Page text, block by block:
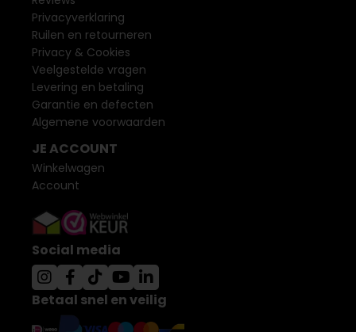
Privacyverklaring
Ruilen en retourneren
Privacy & Cookies
Veelgestelde vragen
Levering en betaling
Garantie en defecten
Algemene voorwaarden
JE ACCOUNT
Winkelwagen
Account
Social media
Betaal snel en veilig